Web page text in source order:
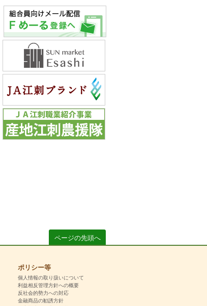
ページの先頭へ
ポリシー等
個人情報の取り扱いについて
利益相反管理方針への概要
反社会的勢力への対応
金融商品の勧誘方針